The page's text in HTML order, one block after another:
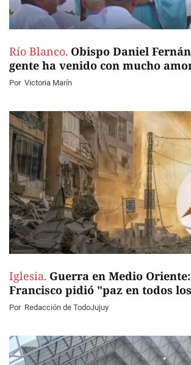
Río Blanco. Obispo Daniel
gente ha venido con mucho
Por Victoria Marín
Iglesia. Guerra en Medio
Francisco pidió "paz en todos
Por Redacción de TodoJujuy